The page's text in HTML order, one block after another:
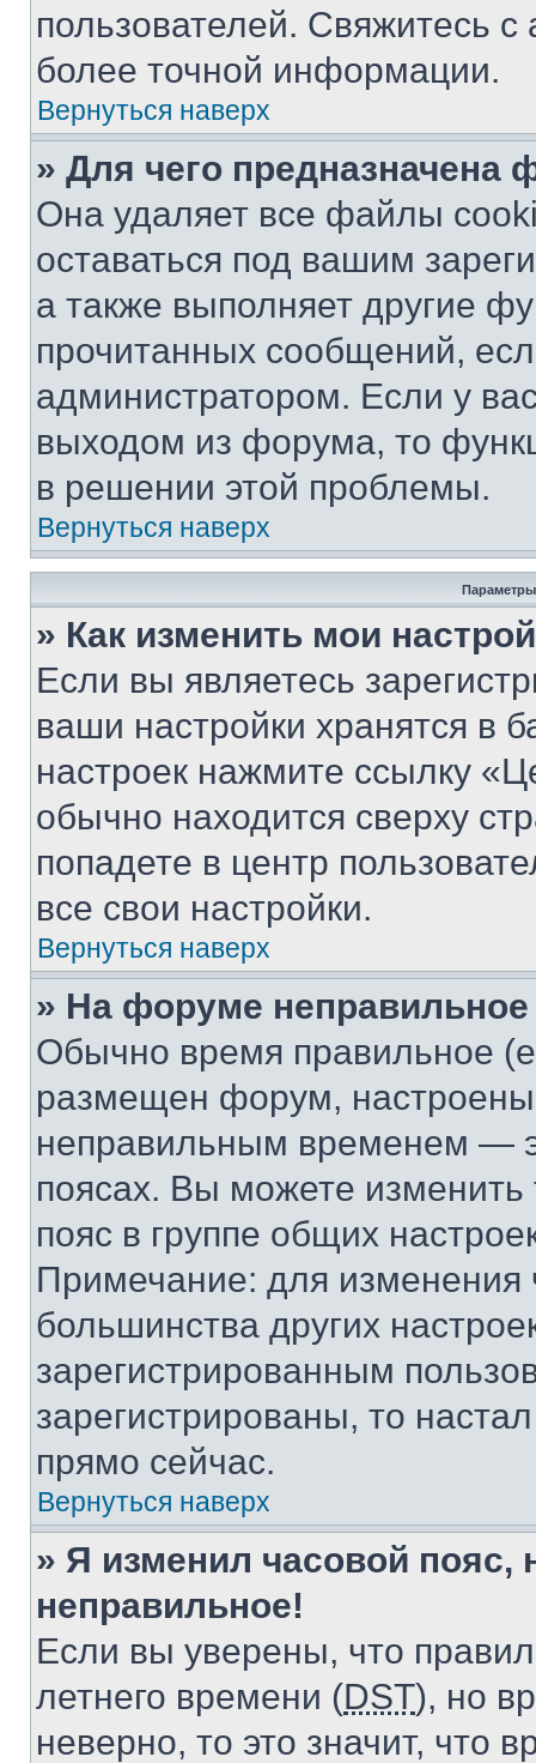
пользователей. Свяжитесь
более точной информации.
Вернуться наверх
» Для чего предназначена
Она удаляет все файлы
оставаться под вашим
а также выполняет другие
прочитанных сообщений,
администратором. Если у
выходом из форума, то
в решении этой проблемы.
Вернуться наверх
Параметры
» Как изменить мои
Если вы являетесь
ваши настройки хранятся в
настроек нажмите ссылку
обычно находится сверху
попадете в центр
все свои настройки.
Вернуться наверх
» На форуме
Обычно время правильное
размещен форум, настроены
неправильным временем —
поясах. Вы можете изменить
пояс в группе общих
Примечание: для изменения
большинства других
зарегистрированным
зарегистрированы, то
прямо сейчас.
Вернуться наверх
» Я изменил часовой пояс,
неправильное!
Если вы уверены, что
летнего времени (DST), но
неверно, то это значит, что